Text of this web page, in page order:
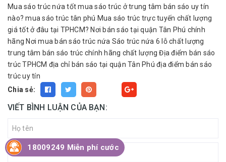
Mua sáo trúc nứa tốt mua sáo trúc ở trung tâm bán sáo uy tín
nào? mua sáo trúc tân phú Mua sáo trúc trực tuyến chất lượng
giá tốt ở đâu tại TPHCM? Nơi bán sáo tại quận Tân Phú chính
hãng Nơi mua bán sáo trúc nứa Sáo trúc nứa 6 lỗ chất lượng
trung tâm bán sáo trúc chính hãng chất lượng Địa điểm bán sáo
trúc TPHCM địa chỉ bán sáo tại quận Tân Phú địa điểm bán sáo
trúc uy tín
Chia sẻ:
VIẾT BÌNH LUẬN CỦA BẠN:
18009249 Miễn phí cước